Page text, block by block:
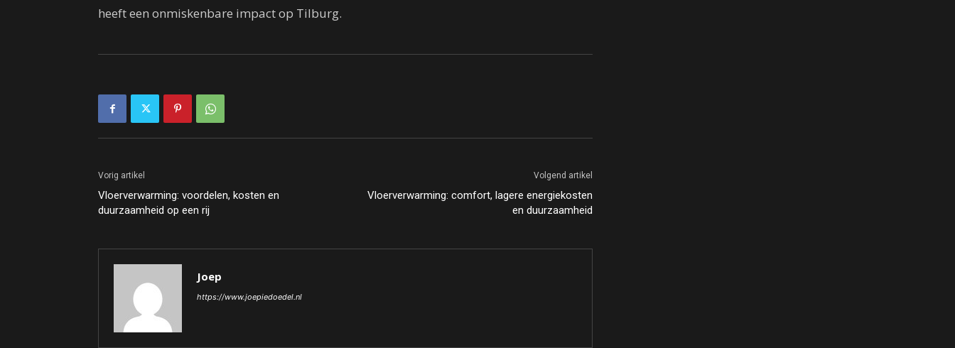
heeft een onmiskenbare impact op Tilburg.
Vorig artikel
Vloerverwarming: voordelen, kosten en
duurzaamheid op een rij
Volgend artikel
Vloerverwarming: comfort, lagere energiekosten
en duurzaamheid
Joep
https://www.joepiedoedel.nl